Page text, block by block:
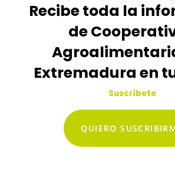
Recibe toda la
de
Extremadura en
Suscríbete
QUIERO